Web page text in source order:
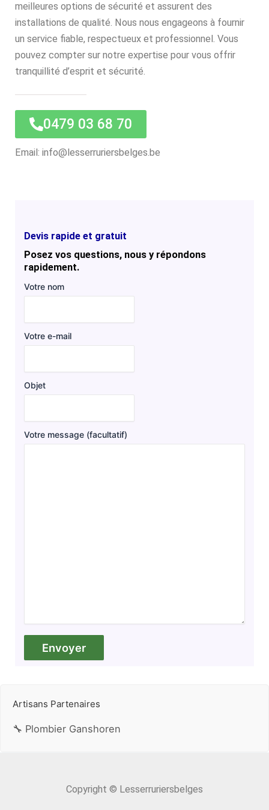
meilleures options de sécurité et assurent des
installations de qualité. Nous nous engageons à fournir
un service fiable, respectueux et professionnel. Vous
pouvez compter sur notre expertise pour vous offrir
tranquillité d’esprit et sécurité.
0479 03 68 70
Email: info@lesserruriersbelges.be
Devis rapide et gratuit
Posez vos questions, nous y répondons
rapidement.
Votre nom
Votre e-mail
Objet
Votre message (facultatif)
Artisans Partenaires
🔧 Plombier Ganshoren
Copyright © Lesserruriersbelges